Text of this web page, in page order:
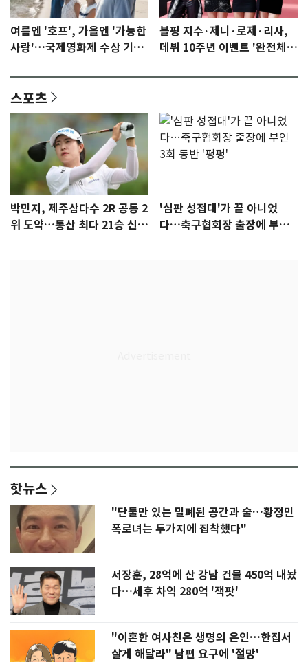
여름엔 '호프', 가을엔 '가능한
사랑'…국제영화제 수상 기대
블핑 지수·제니·로제·리사,
데뷔 10주년 이벤트 '완전체'
스포츠
박민지, 제주삼다수 2R 공동 2
위 도약…통산 최다 21승 신기
'심판 성접대'가 끝 아니었
다…축구협회장 출장에 부인
핫뉴스
"단둘만 있는 밀폐된 공간과 술…황정민
폭로녀는 두가지에 집착했다"
서장훈, 28억에 산 강남 건물 450억 내놨
다…세후 차익 280억 '잭팟'
"이혼한 여사친은 생명의 은인…한집서
살게 해달라" 남편 요구에 '절망'